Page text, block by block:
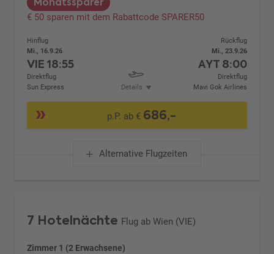
€ 50 sparen mit dem Rabattcode SPARER50
Hinflug
Mi., 16.9.26
VIE18:55
Direktflug
Sun Express
Details
Rückflug
Mi., 23.9.26
AYT 8:00
Direktflug
Mavi Gok Airlines
p.P. ab € 686,-
Alternative Flugzeiten
7 Hotelnächte Flug ab Wien (VIE)
Zimmer 1 (2 Erwachsene)